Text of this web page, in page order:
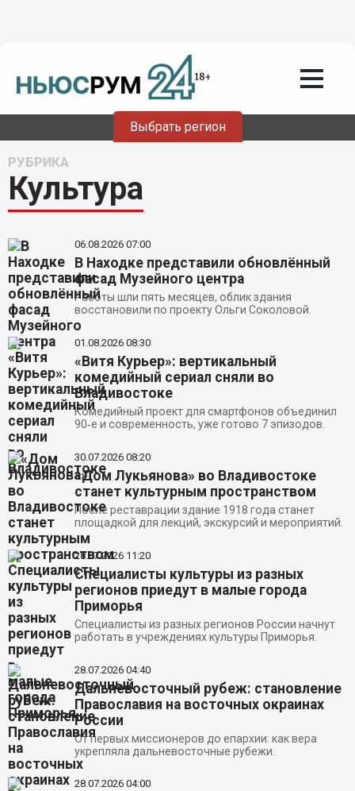
Выбрать регион
РУБРИКА
Культура
06.08.2026 07:00
В Находке представили обновлённый
фасад Музейного центра
Работы шли пять месяцев, облик здания
восстановили по проекту Ольги Соколовой.
01.08.2026 08:30
«Витя Курьер»: вертикальный
комедийный сериал сняли во
Владивостоке
Комедийный проект для смартфонов объединил
90‑е и современность, уже готово 7 эпизодов.
30.07.2026 08:20
«Дом Лукьянова» во Владивостоке
станет культурным пространством
После реставрации здание 1918 года станет
площадкой для лекций, экскурсий и мероприятий.
28.07.2026 11:20
Специалисты культуры из разных
регионов приедут в малые города
Приморья
Специалисты из разных регионов России начнут
работать в учреждениях культуры Приморья.
28.07.2026 04:40
Дальневосточный рубеж: становление
Православия на восточных окраинах
России
От первых миссионеров до епархии: как вера
укрепляла дальневосточные рубежи.
28.07.2026 04:00